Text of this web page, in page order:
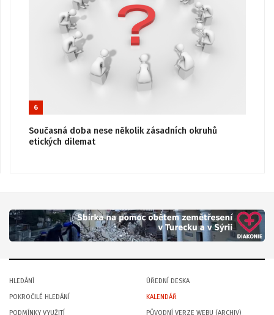
6
Současná doba nese několik zásadních okruhů
etických dilemat
HLEDÁNÍ
POKROČILÉ HLEDÁNÍ
PODMÍNKY VYUŽITÍ
ÚŘEDNÍ DESKA
KALENDÁŘ
PŮVODNÍ VERZE WEBU (ARCHIV)